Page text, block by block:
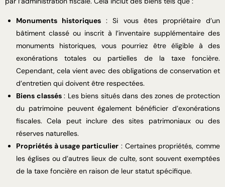
Monuments historiques : Si vous êtes propriétaire d’un
bâtiment classé ou inscrit à l’inventaire supplémentaire des
monuments historiques, vous pourriez être éligible à des
exonérations totales ou partielles de la taxe foncière.
Cependant, cela vient avec des obligations de conservation et
d’entretien qui doivent être respectées.
Biens classés: Les biens situés dans des zones de protection
du patrimoine peuvent également bénéficier d’exonérations
fiscales. Cela peut inclure des sites patrimoniaux ou des
réserves naturelles.
Propriétés à usage particulier : Certaines propriétés, comme
les églises ou d’autres lieux de culte, sont souvent exemptées
de la taxe foncière en raison de leur statut spécifique.